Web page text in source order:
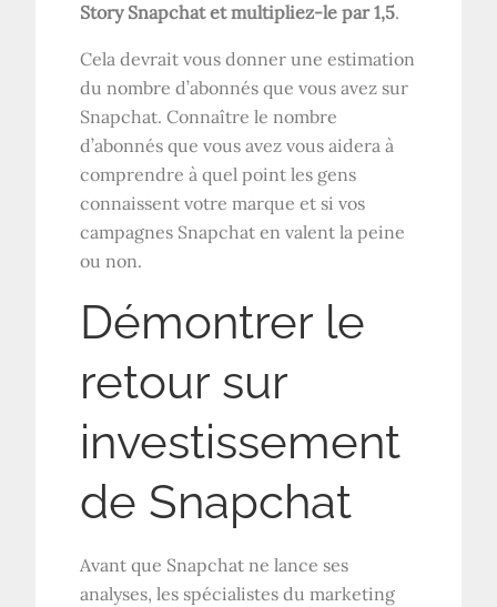
Story Snapchat et multipliez-le par 1,5.
Cela devrait vous donner une estimation
du nombre d’abonnés que vous avez sur
Snapchat. Connaître le nombre
d’abonnés que vous avez vous aidera à
comprendre à quel point les gens
connaissent votre marque et si vos
campagnes Snapchat en valent la peine
ou non.
Démontrer le
retour sur
investissement
de Snapchat
Avant que Snapchat ne lance ses
analyses, les spécialistes du marketing